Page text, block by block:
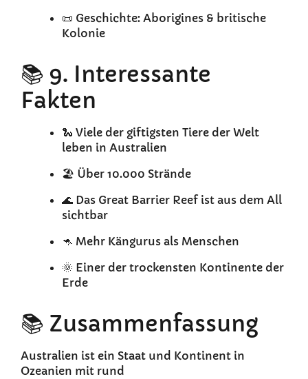
📜 Geschichte: Aborigines & britische
Kolonie
📚 9. Interessante
Fakten
🐍 Viele der giftigsten Tiere der Welt
leben in Australien
🏖️ Über 10.000 Strände
🌊 Das Great Barrier Reef ist aus dem All
sichtbar
🦘 Mehr Kängurus als Menschen
🌞 Einer der trockensten Kontinente der
Erde
📚 Zusammenfassung
Australien ist ein Staat und Kontinent in
Ozeanien mit rund